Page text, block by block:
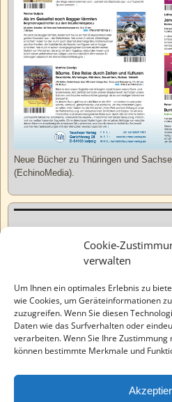
Cookie-
verwalten
Um Ihnen ein optimales Erlebnis zu
wie Cookies, um Geräteinformationen
zuzugreifen. Wenn Sie diesen
Daten wie das Surfverhalten oder
verarbeiten. Wenn Sie Ihre
können bestimmte Merkmale und
Neue Bücher zu Thüringen und
(EchinoMedia).
Varia